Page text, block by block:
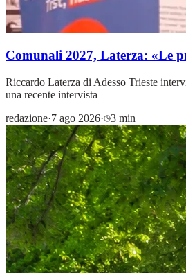
Comunali 2027, Laterza: «Le
Riccardo Laterza di Adesso Trieste
una recente intervista
redazione·7 ago 2026· 3 min